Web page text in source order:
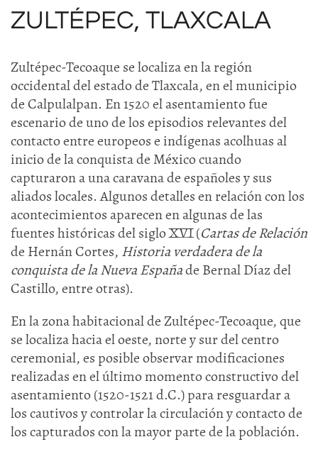
ZULTÉPEC, TLAXCALA
Zultépec-Tecoaque se localiza en la región
occidental del estado de Tlaxcala, en el municipio
de Calpulalpan. En 1520 el asentamiento fue
escenario de uno de los episodios relevantes del
contacto entre europeos e indígenas acolhuas al
inicio de la conquista de México cuando
capturaron a una caravana de españoles y sus
aliados locales. Algunos detalles en relación con los
acontecimientos aparecen en algunas de las
fuentes históricas del siglo XVI (Cartas de Relación
de Hernán Cortes, Historia verdadera de la
conquista de la Nueva Españade Bernal Díaz del
Castillo, entre otras).
En la zona habitacional de Zultépec-Tecoaque, que
se localiza hacia el oeste, norte y sur del centro
ceremonial, es posible observar modificaciones
realizadas en el último momento constructivo del
asentamiento (1520-1521 d.C.) para resguardar a
los cautivos y controlar la circulación y contacto de
los capturados con la mayor parte de la población.